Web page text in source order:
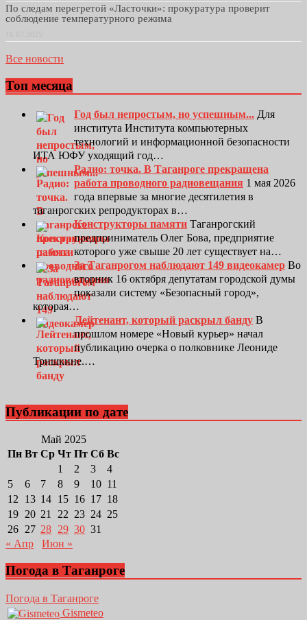
По следам перегретой «Ласточки»: прокуратура проверит
соблюдение температурного режима
Все новости
Топ месяца
Год был непростым, но успешным... Для
института Института компьютерных
технологий и информационной безопасности
ИТА ЮФУ уходящий год…
Радио: точка. В Таганроге прекращена
работа проводного радиовещания 1 мая 2026
года впервые за многие десятилетия в
таганрогских репродукторах в…
Конструкторы памяти Таганрогский
предприниматель Олег Бова, предприятие
которого уже свыше 20 лет существует на…
За Таганрогом наблюдают 149 видеокамер Во
вторник 16 октября депутатам городской думы
показали систему «Безопасный город»,
которая…
Лейтенант, который раскрыл банду В
прошлом номере «Новый курьер» начал
публикацию очерка о полковнике Леониде
Тришкине.…
Публикации по дате
Май 2025
Пн Вт Ср Чт Пт Сб Вс
1
2 3
4
5
6 7 8 9 10 11
12
13 14 15 16 17 18
19 20 21 22 23 24 25
26 27 28 29 30 31
« Апр
Июн »
Погода в Таганроге
Погода в Таганроге
Gismeteo